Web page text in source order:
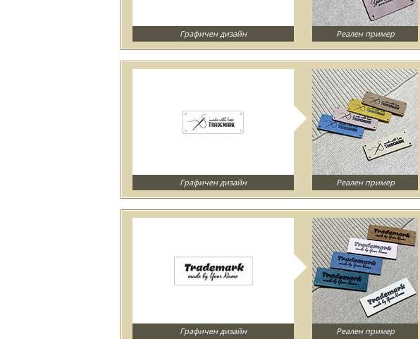
Графичен дизайн Реален пример
Графичен дизайн Реален пример
Графичен дизайн Реален пример